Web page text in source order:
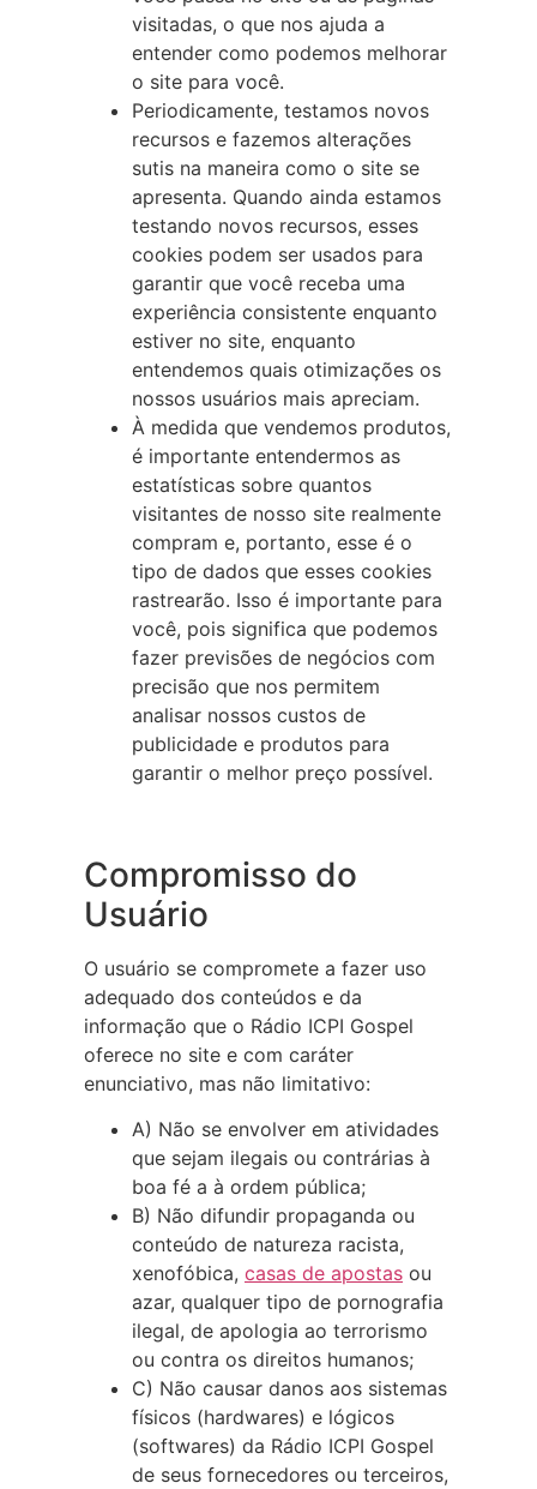
visitadas, o que nos ajuda a
entender como podemos melhorar
o site para você.
Periodicamente, testamos novos
recursos e fazemos alterações
sutis na maneira como o site se
apresenta. Quando ainda estamos
testando novos recursos, esses
cookies podem ser usados para
garantir que você receba uma
experiência consistente enquanto
estiver no site, enquanto
entendemos quais otimizações os
nossos usuários mais apreciam.
À medida que vendemos produtos,
é importante entendermos as
estatísticas sobre quantos
visitantes de nosso site realmente
compram e, portanto, esse é o
tipo de dados que esses cookies
rastrearão. Isso é importante para
você, pois significa que podemos
fazer previsões de negócios com
precisão que nos permitem
analisar nossos custos de
publicidade e produtos para
garantir o melhor preço possível.
Compromisso do
Usuário
O usuário se compromete a fazer uso
adequado dos conteúdos e da
informação que o Rádio ICPI Gospel
oferece no site e com caráter
enunciativo, mas não limitativo:
A) Não se envolver em atividades
que sejam ilegais ou contrárias à
boa fé a à ordem pública;
B) Não difundir propaganda ou
conteúdo de natureza racista,
xenofóbica, casas de apostas ou
azar, qualquer tipo de pornografia
ilegal, de apologia ao terrorismo
ou contra os direitos humanos;
C) Não causar danos aos sistemas
físicos (hardwares) e lógicos
(softwares) da Rádio ICPI Gospel
de seus fornecedores ou terceiros,